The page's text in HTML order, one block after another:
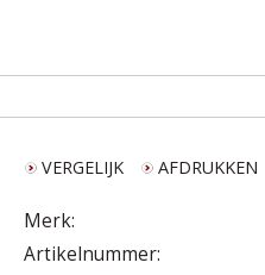
VERGELIJK AFDRUKKEN
Merk:
Artikelnummer: